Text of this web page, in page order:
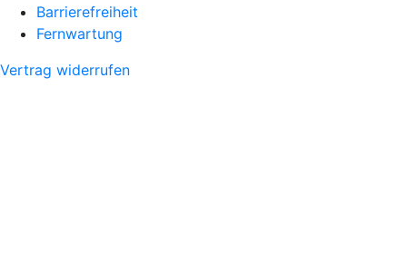
Barrierefreiheit
Fernwartung
Vertrag widerrufen